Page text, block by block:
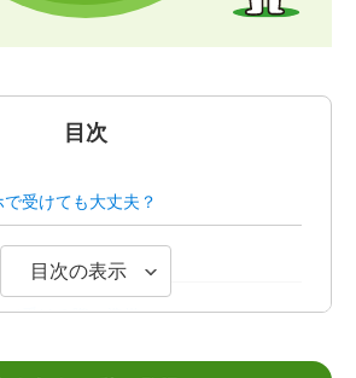
目次
受けても大丈夫？
受ける際のやり方
受ける際の準備
目次の表示